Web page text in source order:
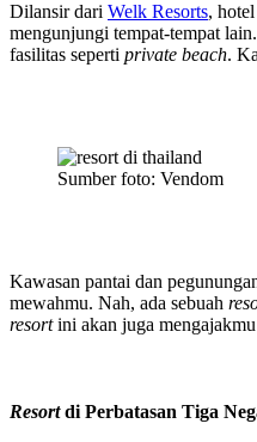
Dilansir dari Welk Resorts,
mengunjungi tempat-tempat
fasilitas seperti private beach.
Sumber foto: Vendom
Kawasan pantai dan
mewahmu. Nah, ada sebuah
resortini akan juga
Resortdi Perbatasan Tiga